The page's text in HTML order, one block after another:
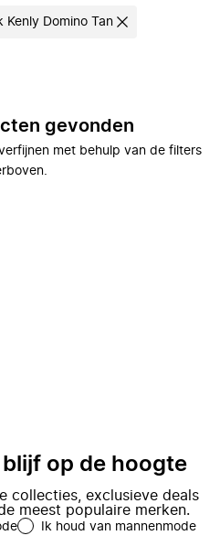
Kenly Domino Tan
gevonden
met behulp van de filters
blijf op de hoogte
collecties, exclusieve deals
meest populaire merken.
Ik houd van mannenmode